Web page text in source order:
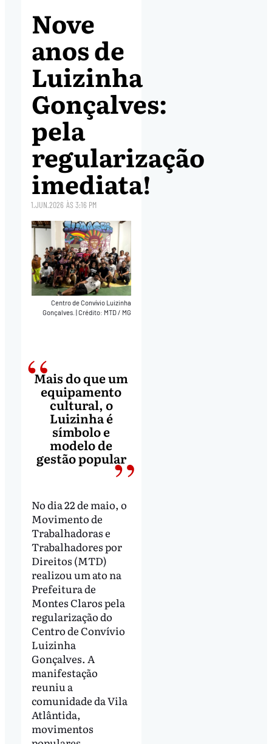
Nove
anos de
Luizinha
Gonçalves:
pela
regularização
imediata!
1.JUN.2026 ÀS3:16 PM
Centro de Convívio Luizinha
Gonçalves.
Crédito: MTD / MG
Mais do que um
equipamento
cultural, o
Luizinha é
símbolo e
modelo de
gestão popular
No dia 22 de maio, o
Movimento de
Trabalhadoras e
Trabalhadores por
Direitos (MTD)
realizou um ato na
Prefeitura de
Montes Claros pela
regularização do
Centro de Convívio
Luizinha
Gonçalves. A
manifestação
reuniu a
comunidade da Vila
Atlântida,
movimentos